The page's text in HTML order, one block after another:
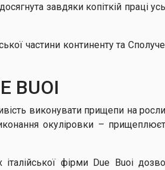
завдяки копіткій праці
частини континенту та
BUOI
виконувати прищепи на
окуліровки –
фірми Due Buoi